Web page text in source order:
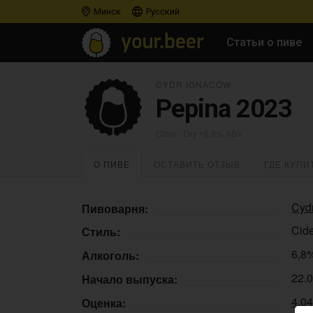
Минск Русский
Статьи о пиве
Pepina 2023
О ПИВЕ
Пивоварня:
Стиль:
Алкоголь:
Начало выпуска:
Оценка: